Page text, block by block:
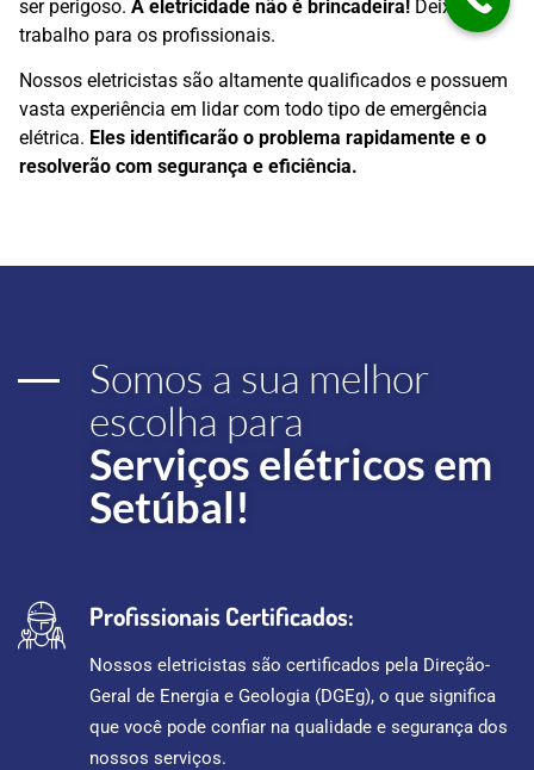
ser perigoso. A eletricidade não é brincadeira! Deixe esse
trabalho para os profissionais.
Nossos eletricistas são altamente qualificados e possuem
vasta experiência em lidar com todo tipo de emergência
elétrica. Eles identificarão o problema rapidamente e o
resolverão com segurança e eficiência.
Somos a sua melhor
escolha para
Serviços elétricos em
Setúbal!
Profissionais Certificados:
Nossos eletricistas são certificados pela Direção-
Geral de Energia e Geologia (DGEg), o que significa
que você pode confiar na qualidade e segurança dos
nossos serviços.